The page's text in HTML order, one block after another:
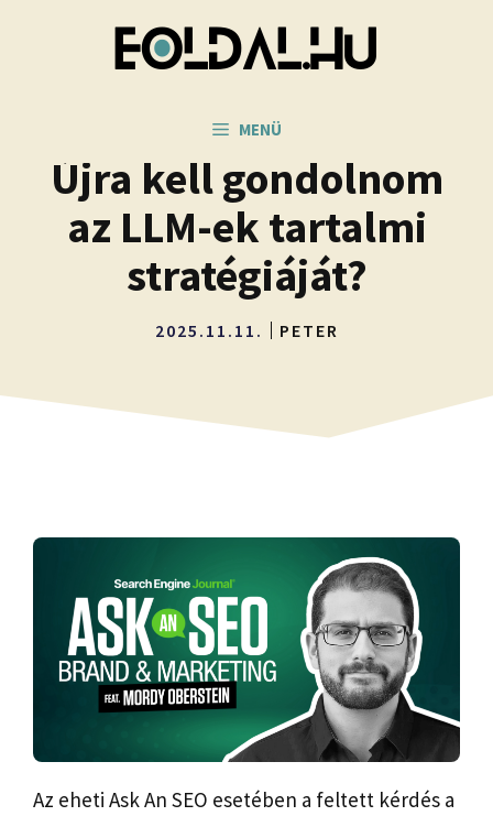
MENÜ
Újra kell gondolnom
az LLM-ek tartalmi
stratégiáját?
2025.11.11. PETER
Az eheti Ask An SEO esetében a feltett kérdés a